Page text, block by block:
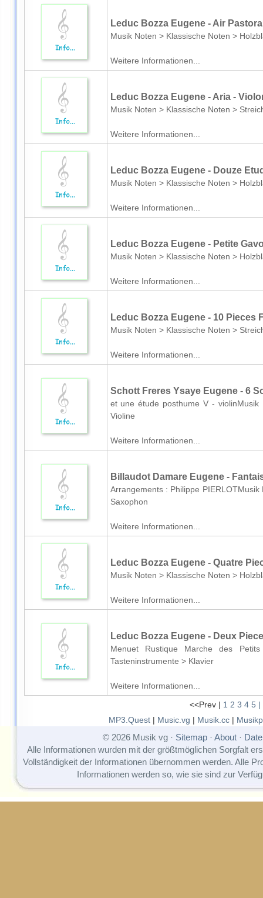
Leduc Bozza Eugene - Air
Musik Noten > Klassische Noten >
Weitere Informationen...
Leduc Bozza Eugene - Aria -
Musik Noten > Klassische Noten >
Weitere Informationen...
Leduc Bozza Eugene - Douze
Musik Noten > Klassische Noten >
Weitere Informationen...
Leduc Bozza Eugene - Petite
Musik Noten > Klassische Noten >
Weitere Informationen...
Leduc Bozza Eugene - 10 Pieces
Musik Noten > Klassische Noten >
Weitere Informationen...
Schott Freres Ysaye Eugene - 6
et une étude posthume V -
Violine
Weitere Informationen...
Billaudot Damare Eugene -
Arrangements : Philippe
Saxophon
Weitere Informationen...
Leduc Bozza Eugene - Quatre
Musik Noten > Klassische Noten >
Weitere Informationen...
Leduc Bozza Eugene - Deux
Menuet Rustique Marche des
Tasteninstrumente > Klavier
Weitere Informationen...
<<Prev | 1 2 3 4 5 |
MP3.Quest| Music.vg | Musik.cc|
© 2026 Musik vg · Sitemap· About·
Alle Informationen wurden mit der größtmöglichen Sorgfalt
Vollständigkeit der Informationen übernommen werden. Alle
Informationen werden so, wie sie sind zur